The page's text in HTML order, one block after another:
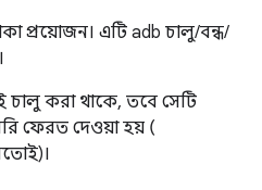
প্রয়োজন। এটি adb চালু/বন্ধ/
করা থাকে, তবে সেটি
ফেরত দেওয়া হয় (